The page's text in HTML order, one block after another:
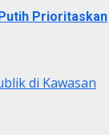
Prioritaskan
di Kawasan